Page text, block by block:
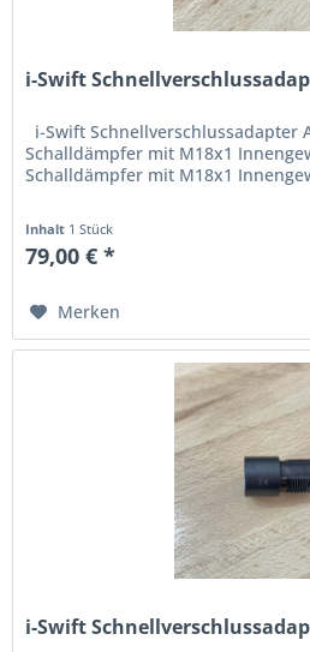
i-Swift
i-Swift Schnellverschlussadapter
Schalldämpfer mit M18x1
Schalldämpfer mit M18x1
Inhalt 1 Stück
79,00 € *
Merken
i-Swift